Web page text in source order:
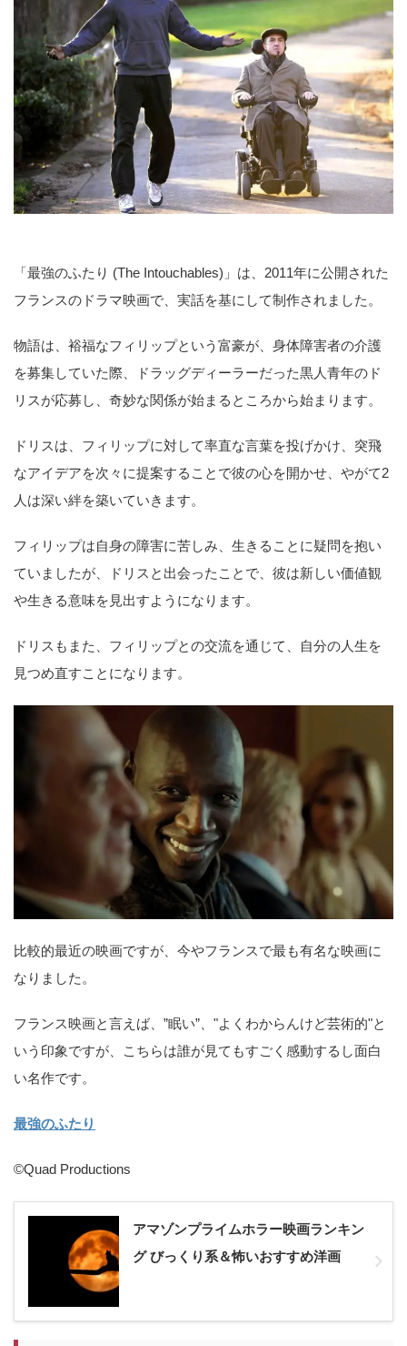
「最強のふたり (The Intouchables)」は、2011年に公開された
フランスのドラマ映画で、実話を基にして制作されました。
物語は、裕福なフィリップという富豪が、身体障害者の介護
を募集していた際、ドラッグディーラーだった黒人青年のド
リスが応募し、奇妙な関係が始まるところから始まります。
ドリスは、フィリップに対して率直な言葉を投げかけ、突飛
なアイデアを次々に提案することで彼の心を開かせ、やがて2
人は深い絆を築いていきます。
フィリップは自身の障害に苦しみ、生きることに疑問を抱い
ていましたが、ドリスと出会ったことで、彼は新しい価値観
や生きる意味を見出すようになります。
ドリスもまた、フィリップとの交流を通じて、自分の人生を
見つめ直すことになります。
比較的最近の映画ですが、今やフランスで最も有名な映画に
なりました。
フランス映画と言えば、”眠い”、"よくわからんけど芸術的"と
いう印象ですが、こちらは誰が見てもすごく感動するし面白
い名作です。
最強のふたり
©Quad Productions
アマゾンプライムホラー映画ランキン
グ びっくり系＆怖いおすすめ洋画